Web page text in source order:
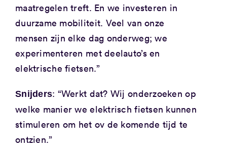
maatregelen treft. En we investeren in
duurzame mobiliteit. Veel van onze
mensen zijn elke dag onderweg; we
experimenteren met deelauto’s en
elektrische fietsen.”
Snijders: “Werkt dat? Wij onderzoeken op
welke manier we elektrisch fietsen kunnen
stimuleren om het ov de komende tijd te
ontzien.”